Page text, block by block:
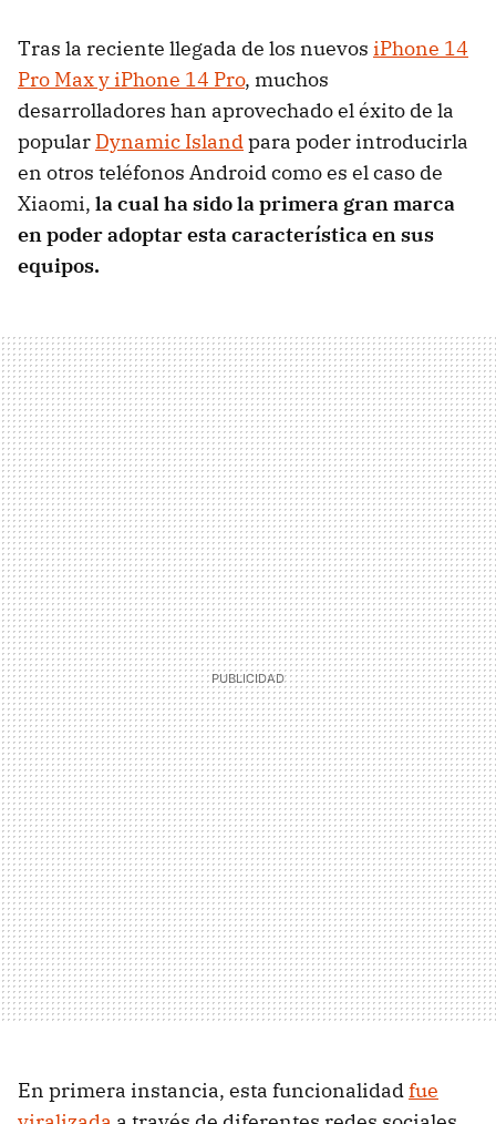
Tras la reciente llegada de los nuevos iPhone 14
Pro Max y iPhone 14 Pro, muchos
desarrolladores han aprovechado el éxito de la
popular Dynamic Islandpara poder introducirla
en otros teléfonos Android como es el caso de
Xiaomi, la cual ha sido la primera gran marca
en poder adoptar esta característica en sus
equipos.
En primera instancia, esta funcionalidadfue